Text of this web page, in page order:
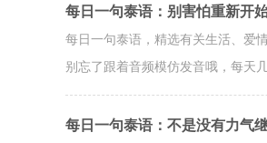
每日一句泰语：别害怕重新开
每日一句泰语，精选有关生活、爱
别忘了跟着音频模仿发音哦，每天
每日一句泰语：不是没有力气